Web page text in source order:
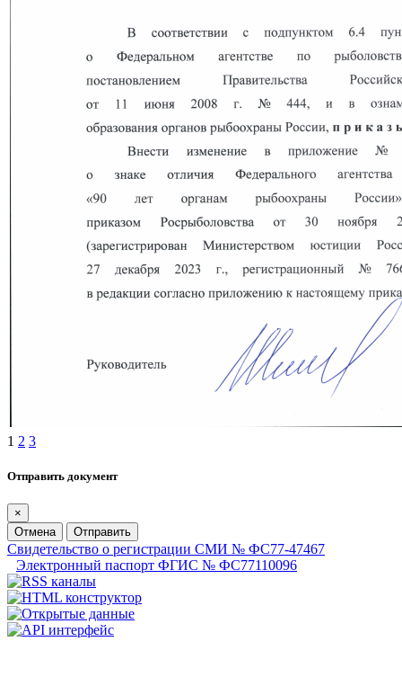
1 2 3
Отправить документ
×
Отмена
Отправить
Свидетельство о регистрации СМИ № ФС77-47467
Электронный паспорт ФГИС № ФС77110096